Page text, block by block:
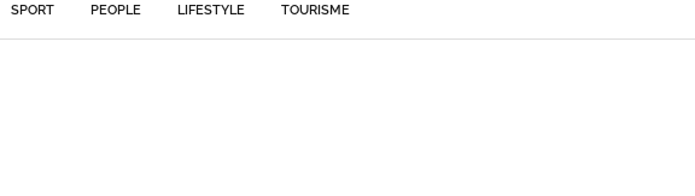
SPORT PEOPLE LIFESTYLE TOURISME